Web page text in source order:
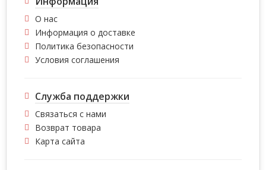
О нас
Информация о доставке
Политика безопасности
Условия соглашения
Служба поддержки
Связаться с нами
Возврат товара
Карта сайта